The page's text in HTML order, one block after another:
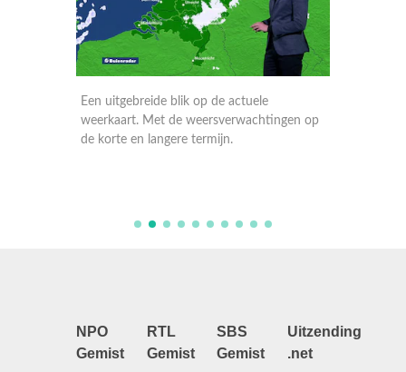
Een uitgebreide blik op de actuele
weerkaart. Met de weersverwachtingen op
de korte en langere termijn.
NPO
Gemist
RTL
Gemist
SBS
Gemist
Uitzending
.net